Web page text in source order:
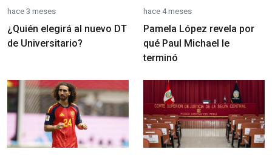
hace 3 meses
¿Quién elegirá al nuevo DT
de Universitario?
hace 4 meses
Pamela López revela por
qué Paul Michael le
terminó